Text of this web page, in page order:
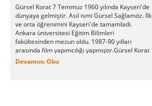
Gürsel Korat 7 Temmuz 1960 yılında Kayseri'de
dünyaya gelmiştir. Asıl ismi Gürsel Sağlamöz. İlk
ve orta öğrenimini Kayseri'de tamamladı.
Ankara üniversitesi Eğitim Bilimleri
fakültesinden mezun oldu. 1987-90 yılları
arasında film yapımcılığı yapmıştır.Gürsel Korat
3 yıl Ankara'da felsefe öğretmenliği yapmıştır.
Devamını Oku